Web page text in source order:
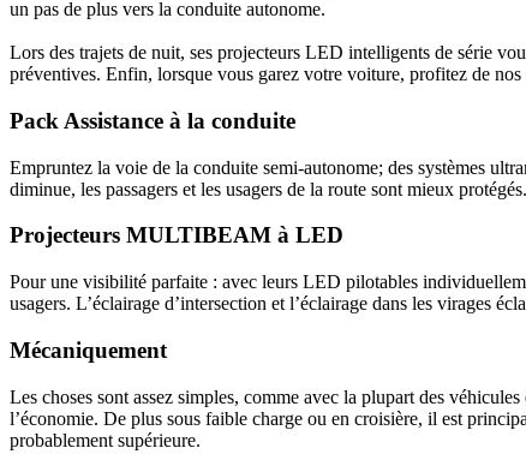
un pas de plus vers la conduite autonome.
Lors des trajets de nuit, ses projecteurs LED intelligents de série
préventives. Enfin, lorsque vous garez votre voiture, profitez de
Pack Assistance à la conduite
Empruntez la voie de la conduite semi-autonome; des systèmes
diminue, les passagers et les usagers de la route sont mieux
Projecteurs MULTIBEAM à LED
Pour une visibilité parfaite : avec leurs LED pilotables
usagers. L’éclairage d’intersection et l’éclairage dans les virages
Mécaniquement
Les choses sont assez simples, comme avec la plupart des
l’économie. De plus sous faible charge ou en croisière, il est
probablement supérieure.